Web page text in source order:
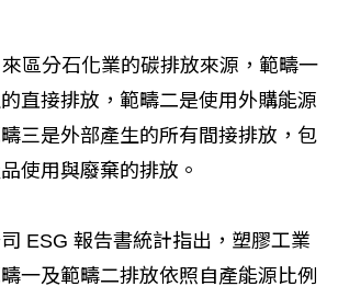
區分石化業的碳排放來源，範疇一
直接排放，範疇二是使用外購能源
三是外部產生的所有間接排放，包
使用與廢棄的排放。
ESG 報告書統計指出，塑膠工業
一及範疇二排放依照自產能源比例